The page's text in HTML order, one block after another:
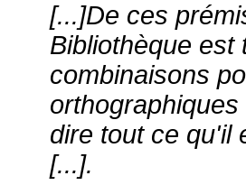
[...]De ces
Bibliothèque est
combinaisons
dire tout ce qu'il
[...].